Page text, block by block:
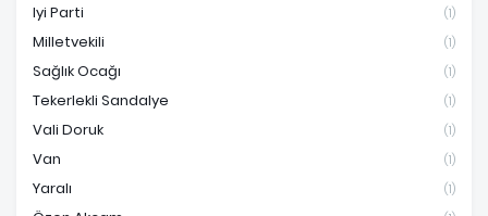
Iyi Parti (1)
Milletvekili (1)
Sağlık Ocağı (1)
Tekerlekli Sandalye (1)
Vali Doruk (1)
Van (1)
Yaralı (1)